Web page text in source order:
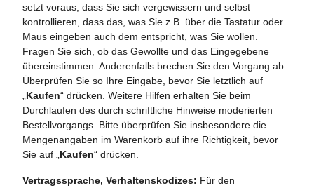
setzt voraus, dass Sie sich vergewissern und selbst
kontrollieren, dass das, was Sie z.B. über die Tastatur oder
Maus eingeben auch dem entspricht, was Sie wollen.
Fragen Sie sich, ob das Gewollte und das Eingegebene
übereinstimmen. Anderenfalls brechen Sie den Vorgang ab.
Überprüfen Sie so Ihre Eingabe, bevor Sie letztlich auf
Kaufen“ drücken. Weitere Hilfen erhalten Sie beim
Durchlaufen des durch schriftliche Hinweise moderierten
Bestellvorgangs. Bitte überprüfen Sie insbesondere die
Mengenangaben im Warenkorb auf ihre Richtigkeit, bevor
Sie auf „ Kaufen“ drücken.
Vertragssprache, Verhaltenskodizes: Für den